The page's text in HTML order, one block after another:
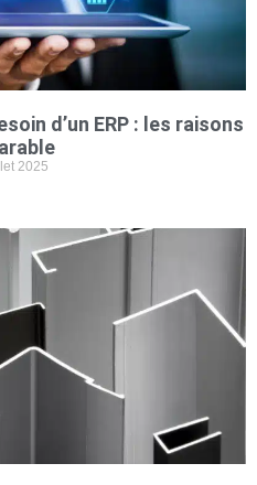
d’un ERP : les raisons
2025